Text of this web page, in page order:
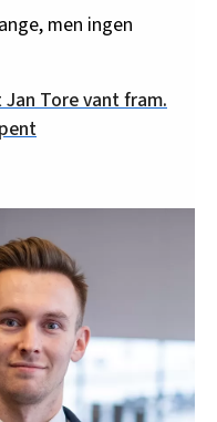
men ingen
Tore vant fram.